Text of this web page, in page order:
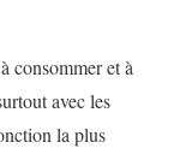
consommer et à
avec les
la plus